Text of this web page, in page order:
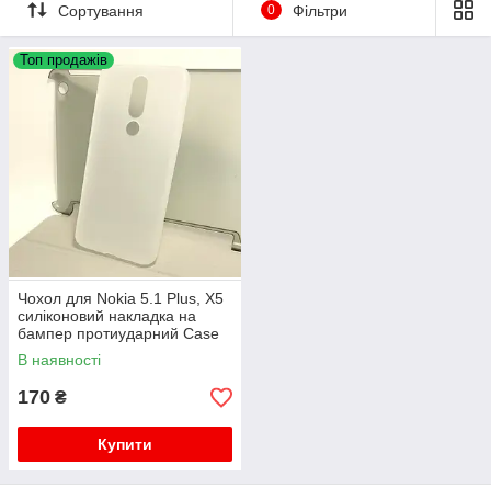
Сортування 0 Фільтри
Топ продажів
Чохол для Nokia 5.1 Plus, X5
силіконовий накладка на
бампер протиударний Case
білий
В наявності
170 ₴
Купити